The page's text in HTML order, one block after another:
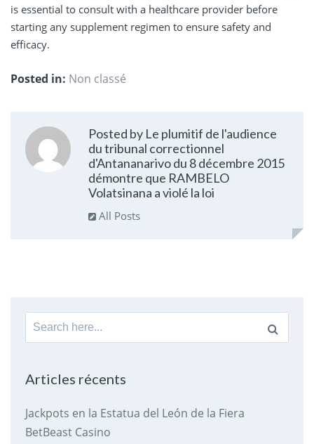
is essential to consult with a healthcare provider before
starting any supplement regimen to ensure safety and
efficacy.
Posted in: Non classé
Posted by Le plumitif de l'audience
du tribunal correctionnel
d'Antananarivo du 8 décembre 2015
démontre que RAMBELO
Volatsinana a violé la loi
All Posts
Search
for:
Articles récents
Jackpots en la Estatua del León de la Fiera
BetBeast Casino